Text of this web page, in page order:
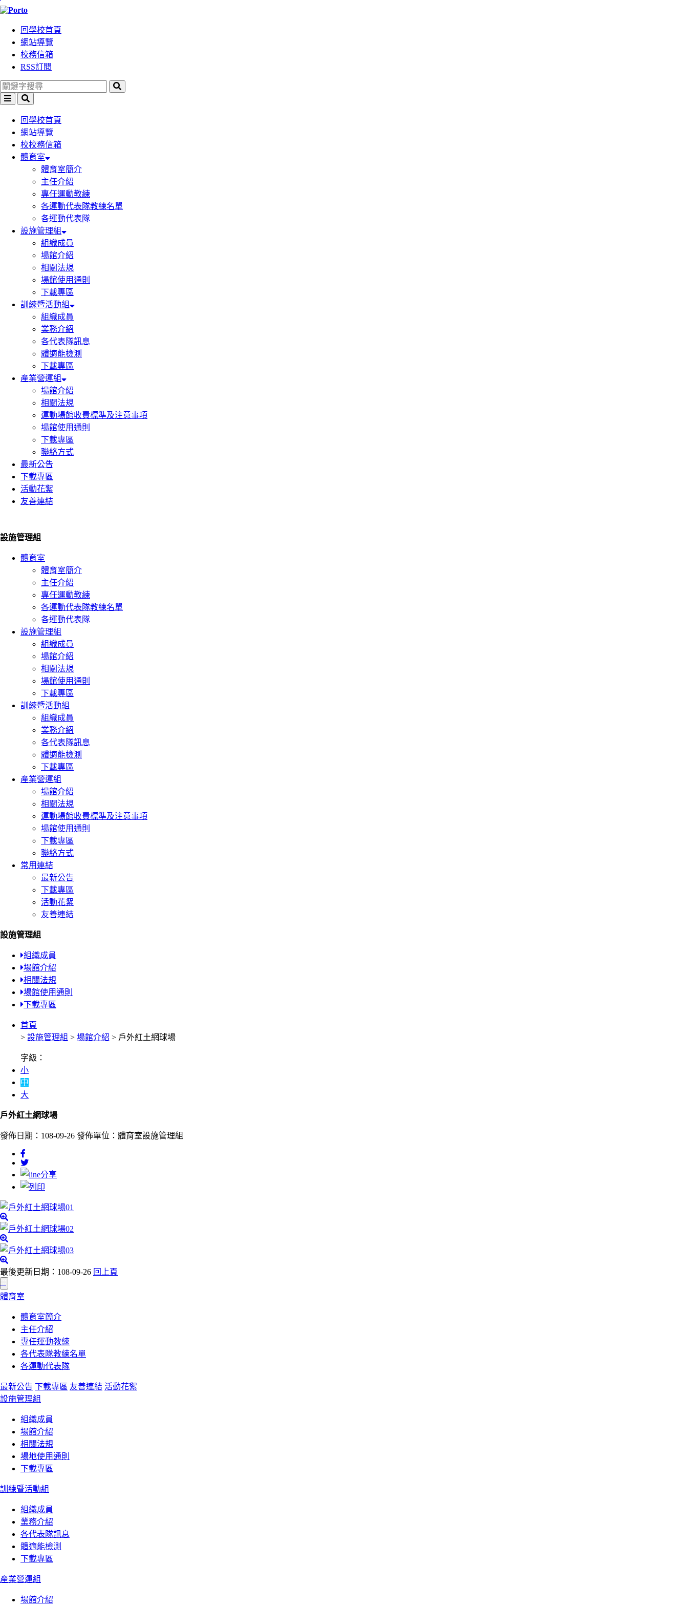
跳
區
塊
回學校首頁
網站導覽
校務信箱
RSS訂閱
選
搜
回學校首頁
網站導覽
校校務信箱
體育室
體育室簡介
主任介紹
專任運動教練
各運動代表隊教練名單
各運動代表隊
設施管理組
組織成員
場館介紹
相關法規
場館使用通則
下載專區
訓練暨活動組
組織成員
業務介紹
各代表隊訊息
體適能檢測
下載專區
產業營運組
場館介紹
相關法規
運動場館收費標準及注意事項
場館使用通則
下載專區
聯絡方式
最新公告
下載專區
活動花絮
友善連結
設施管理組
體育室
體育室簡介
主任介紹
專任運動教練
各運動代表隊教練名單
各運動代表隊
設施管理組
組織成員
場館介紹
相關法規
場館使用通則
下載專區
訓練暨活動組
組織成員
業務介紹
各代表隊訊息
體適能檢測
下載專區
產業營運組
場館介紹
相關法規
運動場館收費標準及注意事項
場館使用通則
下載專區
聯絡方式
常用連結
最新公告
下載專區
活動花絮
友善連結
設施管理組
組織成員
場館介紹
相關法規
場館使用通則
下載專區
首頁
> 設施管理組 > 場館介紹 > 戶外紅土網球場
字級：
小
中
大
戶外紅土網球場
發佈日期：108-09-26 發佈單位：體育室設施管理組
最後更新日期：108-09-26 回上頁
:::
體育室
體育室簡介
主任介紹
專任運動教練
各代表隊教練名單
各運動代表隊
最新公告 下載專區 友善連結 活動花絮
設施管理組
組織成員
場館介紹
相關法規
場地使用通則
下載專區
訓練暨活動組
組織成員
業務介紹
各代表隊訊息
體適能檢測
下載專區
產業營運組
場館介紹